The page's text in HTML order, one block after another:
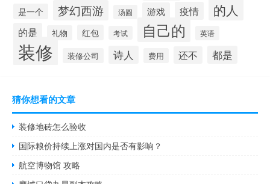
是一个 梦幻西游 汤圆 游戏 疫情 的人
的是 礼物 红包 考试 自己的 英语
装修 装修公司 诗人 费用 还不 都是
猜你想看的文章
装修地砖怎么验收
国际粮价持续上涨对国内是否有影响？
航空博物馆 攻略